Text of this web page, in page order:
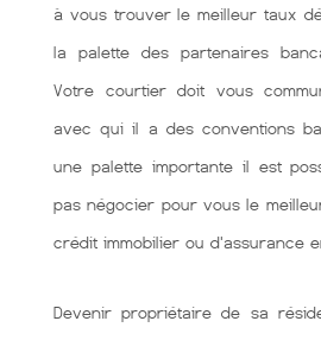
à vous trouver le meilleur taux
la palette des partenaires
Votre courtier doit vous
avec qui il a des conventions
une palette importante il est
pas négocier pour vous le
crédit immobilier ou d'assurance
Devenir propriétaire de sa